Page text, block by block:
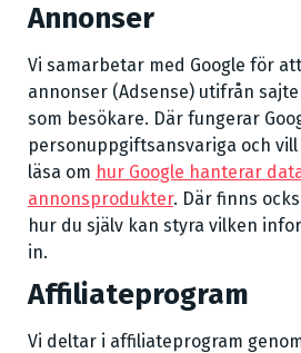
Annonser
Vi samarbetar med Google för
annonser (Adsense) utifrån
som besökare. Där fungerar
personuppgiftsansvariga och
läsa om hur Google hanterar
annonsprodukter. Där finns
hur du själv kan styra vilken
in.
Affiliateprogram
Vi deltar i affiliateprogram